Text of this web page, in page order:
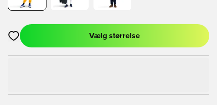
Åbner en Modal til at logge ind eller tilmelde dig som medlem
Vælg størrelse